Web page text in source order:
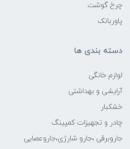
چرخ گوشت
پاوربانک
دسته بندی ها
لوازم خانگی
آرایشی و بهداشتی
خشکبار
چادر و تجهیزات کمپینگ
جاروبرقی ،جارو شارژی،جاروعصایی